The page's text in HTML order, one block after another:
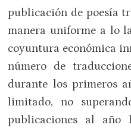
publicación de poesía
manera uniforme a lo
coyuntura económica
número de
durante los primeros
limitado, no
publicaciones al año